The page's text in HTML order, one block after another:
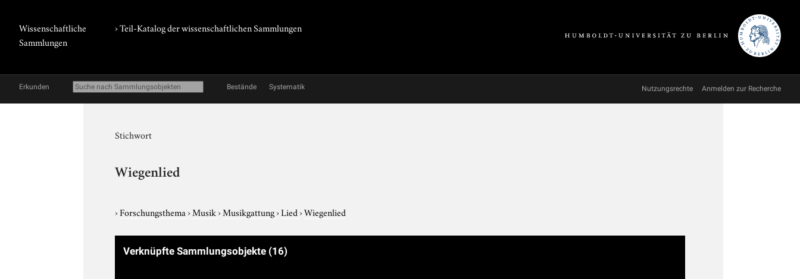
Wissenschaftliche
Sammlungen
› Teil-Katalog der wissenschaftlichen Sammlungen
Erkunden Bestände Systematik Nutzungsrechte Anmelden zur Recherche
Stichwort
Wiegenlied
›Forschungsthema›Musik›Musikgattung›Lied›Wiegenlied
Verknüpfte Sammlungsobjekte (16)